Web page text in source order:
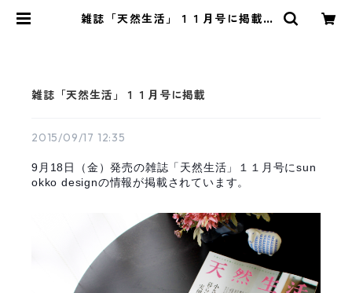
雑誌「天然生活」１１月号に掲載 |
雑誌「天然生活」１１月号に掲載
2015/09/17 12:35
9月18日（金）発売の雑誌「天然生活」１１月号にsun
okko designの情報が掲載されています。